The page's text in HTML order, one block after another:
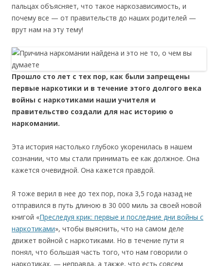
пальцах объясняет, что такое наркозависимость, и
почему все — от правительств до наших родителей —
врут нам на эту тему!
Прошло сто лет с тех пор, как были запрещены
первые наркотики и в течение этого долгого века
войны с наркотиками наши учителя и
правительство создали для нас историю о
наркомании.
Эта история настолько глубоко укоренилась в нашем
сознании, что мы стали принимать ее как должное. Она
кажется очевидной. Она кажется правдой.
Я тоже верил в нее до тех пор, пока 3,5 года назад не
отправился в путь длиною в 30 000 миль за своей новой
книгой «Преследуя крик: первые и последние дни войны с
наркотиками», чтобы выяснить, что на самом деле
движет войной с наркотиками. Но в течение пути я
понял, что большая часть того, что нам говорили о
наркотиках, — неправда, а также, что есть совсем